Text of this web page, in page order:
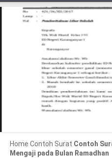
Home Contoh Surat Contoh
Mengaji pada Bulan Ramadhan